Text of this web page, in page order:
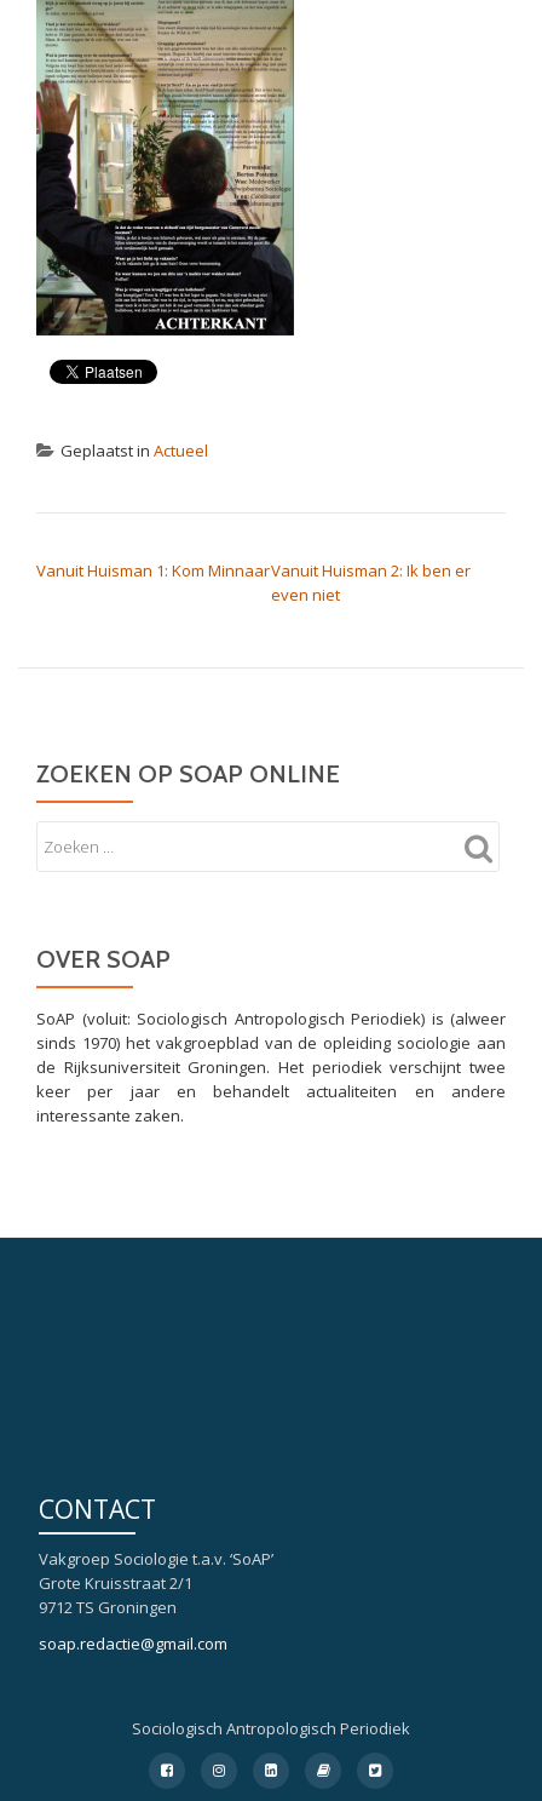
Geplaatst in Actueel
Vanuit Huisman 1: Kom MinnaarVanuit Huisman 2: Ik ben er
even niet
ZOEKEN OP SOAP ONLINE
OVER SOAP
SoAP (voluit: Sociologisch Antropologisch Periodiek) is (alweer
sinds 1970) het vakgroepblad van de opleiding sociologie aan
de Rijksuniversiteit Groningen. Het periodiek verschijnt twee
keer per jaar en behandelt actualiteiten en andere
interessante zaken.
CONTACT
Vakgroep Sociologie t.a.v. ‘SoAP’
Grote Kruisstraat 2/1
9712 TS Groningen
soap.redactie@gmail.com
Sociologisch Antropologisch Periodiek
Secondair
fa-
facebook-
fa-
instagram
fa-
linkedin-
fa-
book
fa-
twitter-